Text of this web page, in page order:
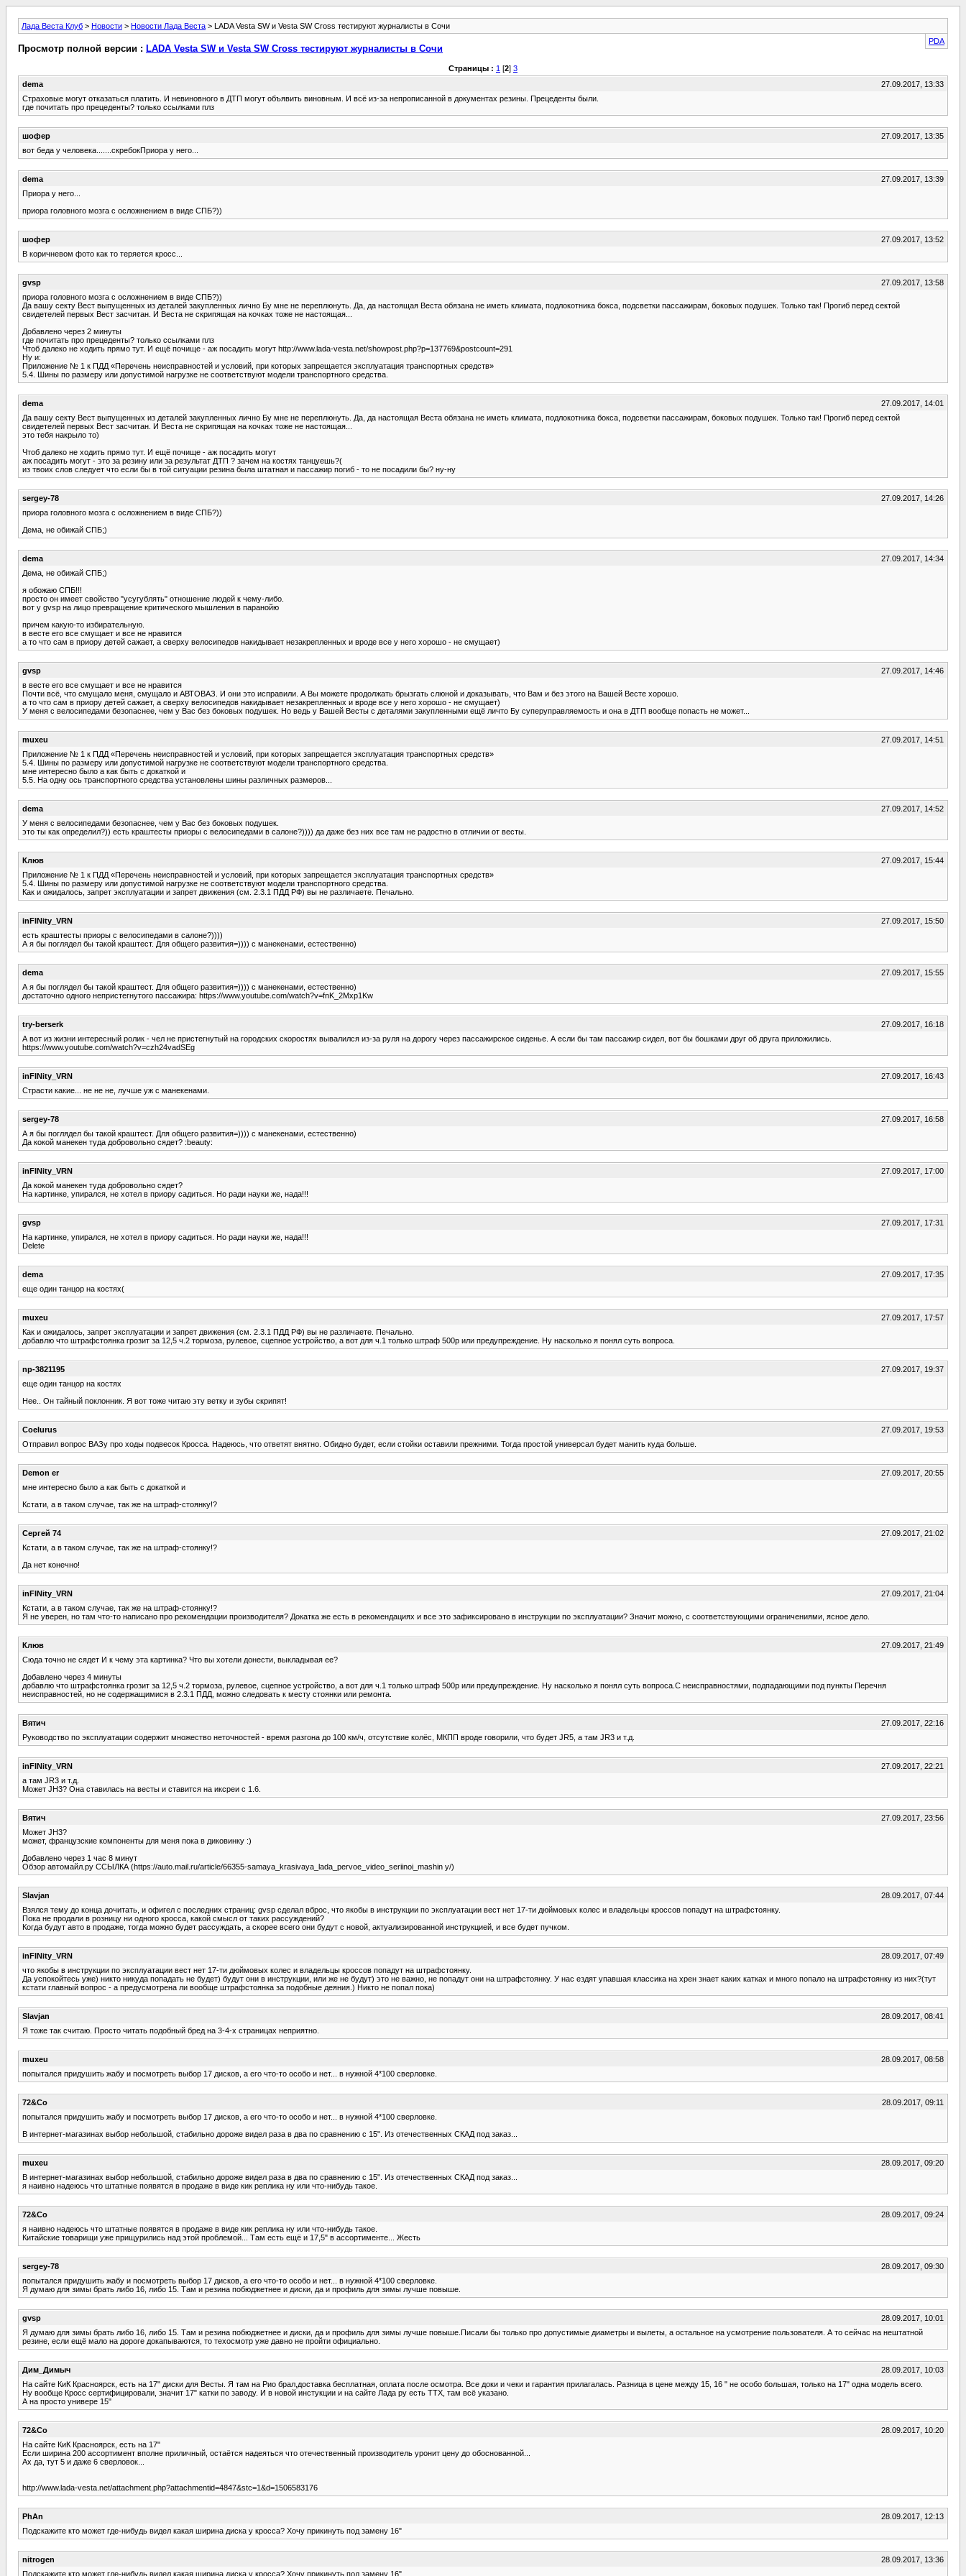
Лада Веста Клуб > Новости > Новости Лада Веста > LADA Vesta SW и Vesta SW Cross тестируют журналисты в Сочи
PDA
Просмотр полной версии : LADA Vesta SW и Vesta SW Cross тестируют журналисты в Сочи
Страницы : 1 [2] 3
dema
27.09.2017, 13:33
Страховые могут отказаться платить. И невиновного в ДТП могут объявить виновным. И всё из-за непрописанной в документах резины. Прецеденты были.
где почитать про прецеденты? только ссылками плз
шофер
27.09.2017, 13:35
вот беда у человека.......скребокПриора у него...
dema
27.09.2017, 13:39
Приора у него...
приора головного мозга с осложнением в виде СПБ?))
шофер
27.09.2017, 13:52
В коричневом фото как то теряется кросс...
gvsp
27.09.2017, 13:58
приора головного мозга с осложнением в виде СПБ?))
Да вашу секту Вест выпущенных из деталей закупленных лично Бу мне не переплюнуть. Да, да настоящая Веста обязана не иметь климата, подлокотника бокса, подсветки пассажирам, боковых подушек. Только так! Прогиб перед сектой
свидетелей первых Вест засчитан. И Веста не скрипящая на кочках тоже не настоящая...
Добавлено через 2 минуты
где почитать про прецеденты? только ссылками плз
Чтоб далеко не ходить прямо тут. И ещё почище - аж посадить могут http://www.lada-vesta.net/showpost.php?p=137769&postcount=291
Ну и:
Приложение № 1 к ПДД «Перечень неисправностей и условий, при которых запрещается эксплуатация транспортных средств»
5.4. Шины по размеру или допустимой нагрузке не соответствуют модели транспортного средства.
dema
27.09.2017, 14:01
Да вашу секту Вест выпущенных из деталей закупленных лично Бу мне не переплюнуть. Да, да настоящая Веста обязана не иметь климата, подлокотника бокса, подсветки пассажирам, боковых подушек. Только так! Прогиб перед сектой
свидетелей первых Вест засчитан. И Веста не скрипящая на кочках тоже не настоящая...
это тебя накрыло то)
Чтоб далеко не ходить прямо тут. И ещё почище - аж посадить могут
аж посадить могут - это за резину или за результат ДТП ? зачем на костях танцуешь?(
из твоих слов следует что если бы в той ситуации резина была штатная и пассажир погиб - то не посадили бы? ну-ну
sergey-78
27.09.2017, 14:26
приора головного мозга с осложнением в виде СПБ?))
Дема, не обижай СПБ;)
dema
27.09.2017, 14:34
Дема, не обижай СПБ;)
я обожаю СПБ!!!
просто он имеет свойство "усугублять" отношение людей к чему-либо.
вот у gvsp на лицо превращение критического мышления в паранойю
причем какую-то избирательную.
в весте его все смущает и все не нравится
а то что сам в приору детей сажает, а сверху велосипедов накидывает незакрепленных и вроде все у него хорошо - не смущает)
gvsp
27.09.2017, 14:46
в весте его все смущает и все не нравится
Почти всё, что смущало меня, смущало и АВТОВАЗ. И они это исправили. А Вы можете продолжать брызгать слюной и доказывать, что Вам и без этого на Вашей Весте хорошо.
а то что сам в приору детей сажает, а сверху велосипедов накидывает незакрепленных и вроде все у него хорошо - не смущает)
У меня с велосипедами безопаснее, чем у Вас без боковых подушек. Но ведь у Вашей Весты с деталями закупленными ещё личто Бу суперуправляемость и она в ДТП вообще попасть не может...
muxeu
27.09.2017, 14:51
Приложение № 1 к ПДД «Перечень неисправностей и условий, при которых запрещается эксплуатация транспортных средств»
5.4. Шины по размеру или допустимой нагрузке не соответствуют модели транспортного средства.
мне интересно было а как быть с докаткой и
5.5. На одну ось транспортного средства установлены шины различных размеров...
dema
27.09.2017, 14:52
У меня с велосипедами безопаснее, чем у Вас без боковых подушек.
это ты как определил?)) есть краштесты приоры с велосипедами в салоне?)))) да даже без них все там не радостно в отличии от весты.
Клюв
27.09.2017, 15:44
Приложение № 1 к ПДД «Перечень неисправностей и условий, при которых запрещается эксплуатация транспортных средств»
5.4. Шины по размеру или допустимой нагрузке не соответствуют модели транспортного средства.
Как и ожидалось, запрет эксплуатации и запрет движения (см. 2.3.1 ПДД РФ) вы не различаете. Печально.
inFINity_VRN
27.09.2017, 15:50
есть краштесты приоры с велосипедами в салоне?))))
А я бы поглядел бы такой краштест. Для общего развития=)))) с манекенами, естественно)
dema
27.09.2017, 15:55
А я бы поглядел бы такой краштест. Для общего развития=)))) с манекенами, естественно)
достаточно одного непристегнутого пассажира: https://www.youtube.com/watch?v=fnK_2Mxp1Kw
try-berserk
27.09.2017, 16:18
А вот из жизни интересный ролик - чел не пристегнутый на городских скоростях вывалился из-за руля на дорогу через пассажирское сиденье. А если бы там пассажир сидел, вот бы бошками друг об друга приложились.
https://www.youtube.com/watch?v=czh24vadSEg
inFINity_VRN
27.09.2017, 16:43
Страсти какие... не не не, лучше уж с манекенами.
sergey-78
27.09.2017, 16:58
А я бы поглядел бы такой краштест. Для общего развития=)))) с манекенами, естественно)
Да кокой манекен туда добровольно сядет? :beauty:
inFINity_VRN
27.09.2017, 17:00
Да кокой манекен туда добровольно сядет?
На картинке, упирался, не хотел в приору садиться. Но ради науки же, нада!!!
gvsp
27.09.2017, 17:31
На картинке, упирался, не хотел в приору садиться. Но ради науки же, нада!!!
Delete
dema
27.09.2017, 17:35
еще один танцор на костях(
muxeu
27.09.2017, 17:57
Как и ожидалось, запрет эксплуатации и запрет движения (см. 2.3.1 ПДД РФ) вы не различаете. Печально.
добавлю что штрафстоянка грозит за 12,5 ч.2 тормоза, рулевое, сцепное устройство, а вот для ч.1 только штраф 500р или предупреждение. Ну насколько я понял суть вопроса.
np-3821195
27.09.2017, 19:37
еще один танцор на костях
Нее.. Он тайный поклонник. Я вот тоже читаю эту ветку и зубы скрипят!
Coelurus
27.09.2017, 19:53
Отправил вопрос ВАЗу про ходы подвесок Кросса. Надеюсь, что ответят внятно. Обидно будет, если стойки оставили прежними. Тогда простой универсал будет манить куда больше.
Demon er
27.09.2017, 20:55
мне интересно было а как быть с докаткой и
Кстати, а в таком случае, так же на штраф-стоянку!?
Сергей 74
27.09.2017, 21:02
Кстати, а в таком случае, так же на штраф-стоянку!?
Да нет конечно!
inFINity_VRN
27.09.2017, 21:04
Кстати, а в таком случае, так же на штраф-стоянку!?
Я не уверен, но там что-то написано про рекомендации производителя? Докатка же есть в рекомендациях и все это зафиксировано в инструкции по эксплуатации? Значит можно, с соответствующими ограничениями, ясное дело.
Клюв
27.09.2017, 21:49
Сюда точно не сядет И к чему эта картинка? Что вы хотели донести, выкладывая ее?
Добавлено через 4 минуты
добавлю что штрафстоянка грозит за 12,5 ч.2 тормоза, рулевое, сцепное устройство, а вот для ч.1 только штраф 500р или предупреждение. Ну насколько я понял суть вопроса.С неисправностями, подпадающими под пункты Перечня
неисправностей, но не содержащимися в 2.3.1 ПДД, можно следовать к месту стоянки или ремонта.
Вятич
27.09.2017, 22:16
Руководство по эксплуатации содержит множество неточностей - время разгона до 100 км/ч, отсутствие колёс, МКПП вроде говорили, что будет JR5, а там JR3 и т.д.
inFINity_VRN
27.09.2017, 22:21
а там JR3 и т.д.
Может JH3? Она ставилась на весты и ставится на иксреи с 1.6.
Вятич
27.09.2017, 23:56
Может JH3?
может, французские компоненты для меня пока в диковинку :)
Добавлено через 1 час 8 минут
Обзор автомайл.ру ССЫЛКА (https://auto.mail.ru/article/66355-samaya_krasivaya_lada_pervoe_video_seriinoi_mashin y/)
Slavjan
28.09.2017, 07:44
Взялся тему до конца дочитать, и офигел с последних страниц: gvsp сделал вброс, что якобы в инструкции по эксплуатации вест нет 17-ти дюймовых колес и владельцы кроссов попадут на штрафстоянку.
Пока не продали в розницу ни одного кросса, какой смысл от таких рассуждений?
Когда будут авто в продаже, тогда можно будет рассуждать, а скорее всего они будут с новой, актуализированной инструкцией, и все будет пучком.
inFINity_VRN
28.09.2017, 07:49
что якобы в инструкции по эксплуатации вест нет 17-ти дюймовых колес и владельцы кроссов попадут на штрафстоянку.
Да успокойтесь уже) никто никуда попадать не будет) будут они в инструкции, или же не будут) это не важно, не попадут они на штрафстоянку. У нас ездят упавшая классика на хрен знает каких катках и много попало на штрафстоянку из них?(тут
кстати главный вопрос - а предусмотрена ли вообще штрафстоянка за подобные деяния.) Никто не попал пока)
Slavjan
28.09.2017, 08:41
Я тоже так считаю. Просто читать подобный бред на 3-4-х страницах неприятно.
muxeu
28.09.2017, 08:58
попытался придушить жабу и посмотреть выбор 17 дисков, а его что-то особо и нет... в нужной 4*100 сверловке.
72&Co
28.09.2017, 09:11
попытался придушить жабу и посмотреть выбор 17 дисков, а его что-то особо и нет... в нужной 4*100 сверловке.
В интернет-магазинах выбор небольшой, стабильно дороже видел раза в два по сравнению с 15". Из отечественных СКАД под заказ...
muxeu
28.09.2017, 09:20
В интернет-магазинах выбор небольшой, стабильно дороже видел раза в два по сравнению с 15". Из отечественных СКАД под заказ...
я наивно надеюсь что штатные появятся в продаже в виде кик реплика ну или что-нибудь такое.
72&Co
28.09.2017, 09:24
я наивно надеюсь что штатные появятся в продаже в виде кик реплика ну или что-нибудь такое.
Китайские товарищи уже прищурились над этой проблемой... Там есть ещё и 17,5" в ассортименте... Жесть
sergey-78
28.09.2017, 09:30
попытался придушить жабу и посмотреть выбор 17 дисков, а его что-то особо и нет... в нужной 4*100 сверловке.
Я думаю для зимы брать либо 16, либо 15. Там и резина побюджетнее и диски, да и профиль для зимы лучше повыше.
gvsp
28.09.2017, 10:01
Я думаю для зимы брать либо 16, либо 15. Там и резина побюджетнее и диски, да и профиль для зимы лучше повыше.Писали бы только про допустимые диаметры и вылеты, а остальное на усмотрение пользователя. А то сейчас на нештатной
резине, если ещё мало на дороге докапываются, то техосмотр уже давно не пройти официально.
Дим_Димыч
28.09.2017, 10:03
На сайте КиК Красноярск, есть на 17" диски для Весты. Я там на Рио брал,доставка бесплатная, оплата после осмотра. Все доки и чеки и гарантия прилагалась. Разница в цене между 15, 16 " не особо большая, только на 17" одна модель всего.
Ну вообще Кросс сертифицировали, значит 17" катки по заводу. И в новой инстукции и на сайте Лада ру есть ТТХ, там всё указано.
А на просто универе 15"
72&Co
28.09.2017, 10:20
На сайте КиК Красноярск, есть на 17"
Если ширина 200 ассортимент вполне приличный, остаётся надеяться что отечественный производитель уронит цену до обоснованной...
Ах да, тут 5 и даже 6 сверловок...
http://www.lada-vesta.net/attachment.php?attachmentid=4847&stc=1&d=1506583176
PhAn
28.09.2017, 12:13
Подскажите кто может где-нибудь видел какая ширина диска у кросса? Хочу прикинуть под замену 16"
nitrogen
28.09.2017, 13:36
Подскажите кто может где-нибудь видел какая ширина диска у кросса? Хочу прикинуть под замену 16"